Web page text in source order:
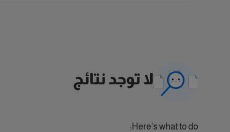
لا توجد نتائج
Here's what to do: